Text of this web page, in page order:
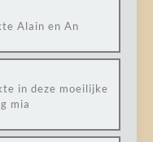
Alain en An
in deze moeilijke
mia